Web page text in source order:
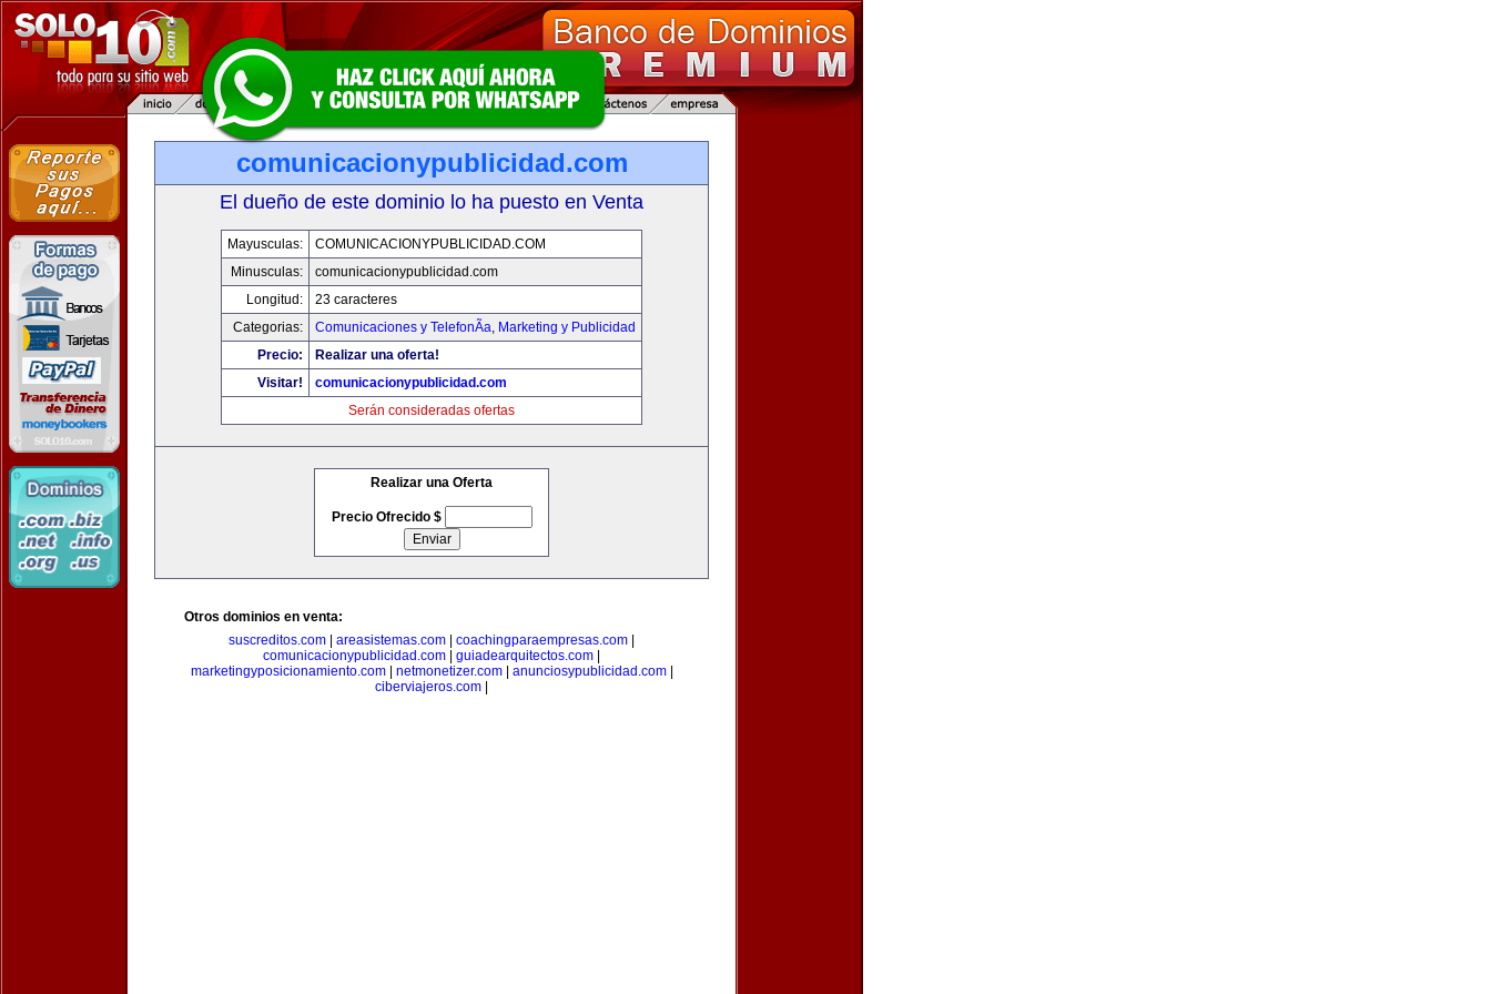
comunicacionypublicidad.com
El dueño de este dominio lo ha puesto en Venta
Mayusculas:
COMUNICACIONYPUBLICIDAD.COM
Minusculas:
comunicacionypublicidad.com
Longitud:
23 caracteres
Categorias:
Comunicaciones y TelefonÃ­a, Marketing y Publicidad
Precio:
Realizar una oferta!
Visitar!
comunicacionypublicidad.com
Serán consideradas ofertas
Realizar una Oferta
Precio Ofrecido $
Otros dominios en venta:
suscreditos.com
areasistemas.com coachingparaempresas.com
comunicacionypublicidad.com
guiadearquitectos.com
marketingyposicionamiento.com| netmonetizer.com| anunciosypublicidad.com|
ciberviajeros.com